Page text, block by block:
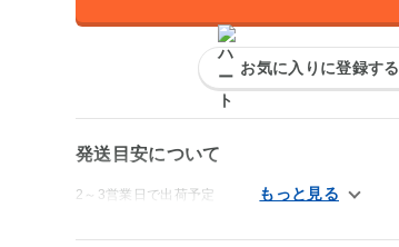
お気に入りに登録する
発送目安について
2～3営業日で出荷予定